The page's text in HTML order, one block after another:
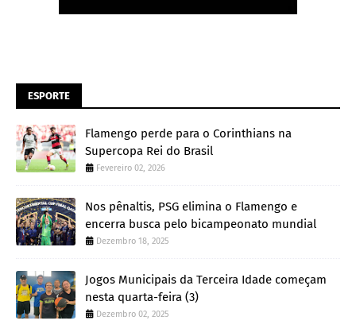
ESPORTE
Flamengo perde para o Corinthians na
Supercopa Rei do Brasil
Fevereiro 02, 2026
Nos pênaltis, PSG elimina o Flamengo e
encerra busca pelo bicampeonato mundial
Dezembro 18, 2025
Jogos Municipais da Terceira Idade começam
nesta quarta-feira (3)
Dezembro 02, 2025